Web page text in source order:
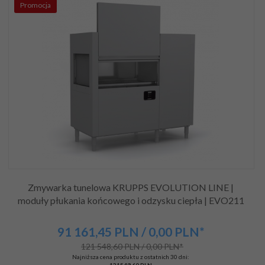
Promocja
Zmywarka tunelowa KRUPPS EVOLUTION LINE |
moduły płukania końcowego i odzysku ciepła | EVO211
91 161,45 PLN / 0,00 PLN*
121 548,60 PLN / 0,00 PLN*
Najniższa cena produktu z ostatnich 30 dni: